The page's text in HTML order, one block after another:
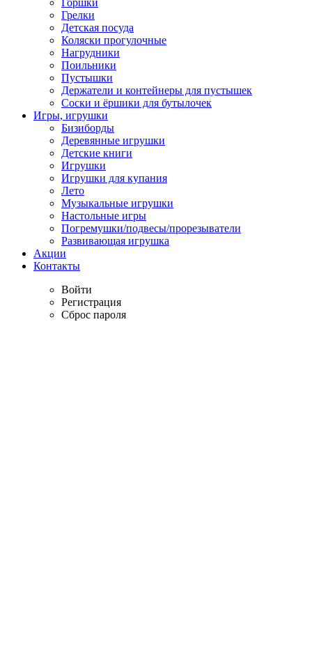
Грелки
Детская посуда
Коляски прогулочные
Нагрудники
Поильники
Пустышки
Держатели и контейнеры для пустышек
Соски и ёршики для бутылочек
Игры, игрушки
Бизиборды
Деревянные игрушки
Детские книги
Игрушки
Игрушки для купания
Лето
Музыкальные игрушки
Настольные игры
Погремушки/подвесы/прорезыватели
Развивающая игрушка
Акции
Контакты
Войти
Регистрация
Сброс пароля